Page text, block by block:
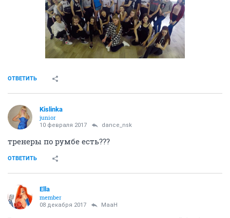
ОТВЕТИТЬ
Kislinka
junior
10 февраля 2017 dance_nsk
тренеры по румбе есть???
ОТВЕТИТЬ
Ella
member
08 декабря 2017 MaaH